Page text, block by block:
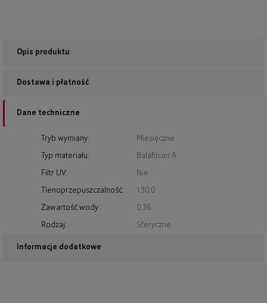
Opis produktu
Dostawa i płatność
Dane techniczne
Tryb wymiany: Miesięczne
Typ materiału: Balafilcon A
Filtr UV: Nie
Tlenoprzepuszczalność: 130.0
Zawartość wody: 0.36
Rodzaj: Sferyczne
Informacje dodatkowe